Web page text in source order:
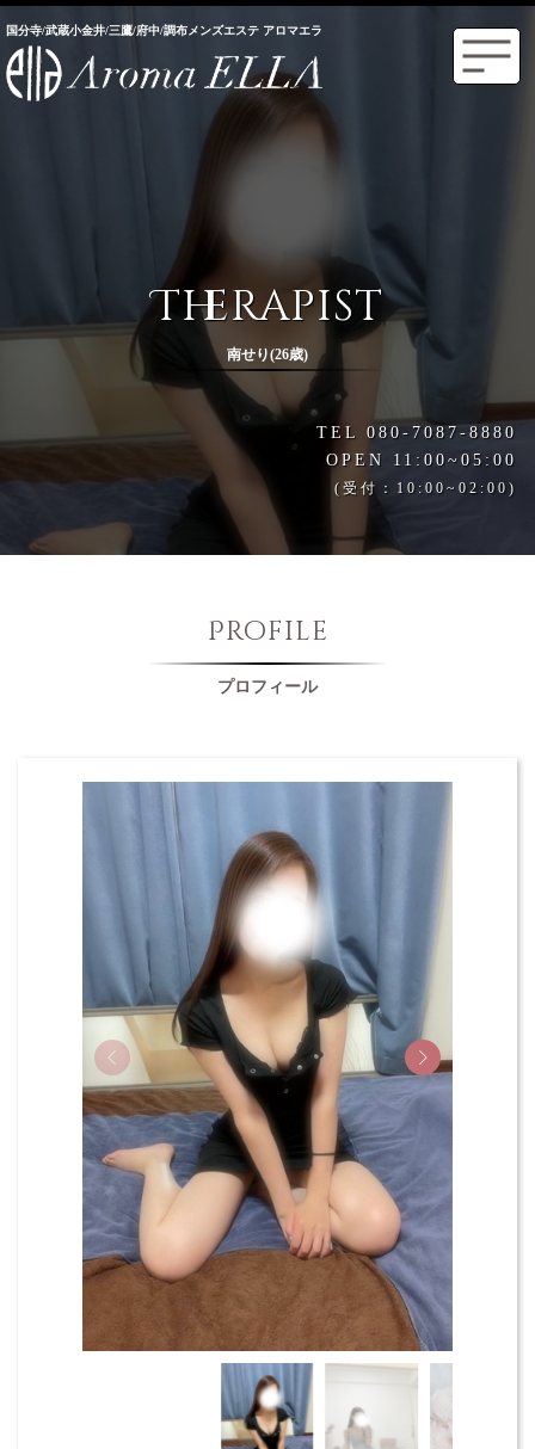
国分寺/武蔵小金井/三鷹/府中/調布メンズエステ アロマエラ
TEL 080-7087-8880
OPEN 11:00~05:00
(受付：10:00~02:00)
Therapist
南せり(26歳)
Profile
プロフィール